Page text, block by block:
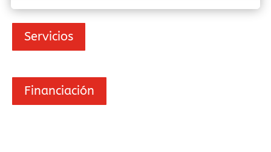
Servicios
Financiación